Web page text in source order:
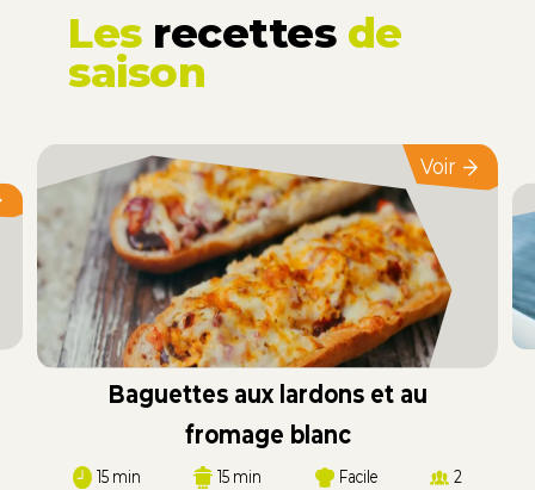
Les recettesde
saison
Voir
Baguettes aux lardons et au
fromage blanc
15 min 15 min Facile 2